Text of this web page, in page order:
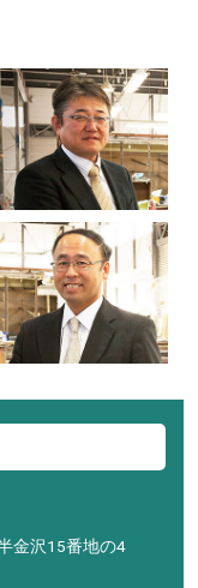
金沢15番地の4